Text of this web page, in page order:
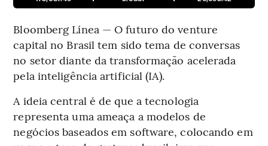
Bloomberg Línea — O futuro do venture
capital no Brasil tem sido tema de conversas
no setor diante da transformação acelerada
pela inteligência artificial (IA).
A ideia central é de que a tecnologia
representa uma ameaça a modelos de
negócios baseados em software, colocando em